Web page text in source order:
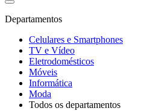
Departamentos
Celulares e Smartphones
TV e Vídeo
Eletrodomésticos
Móveis
Informática
Moda
Todos os departamentos